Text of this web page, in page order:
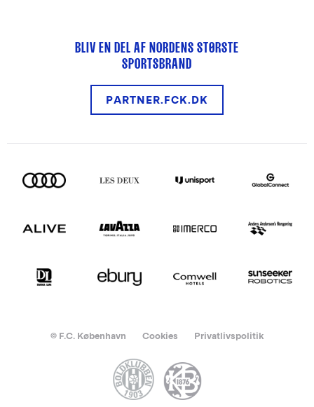
BLIV EN DEL AF NORDENS STØRSTE
SPORTSBRAND
PARTNER.FCK.DK
© F.C. København Cookies Privatlivspolitik